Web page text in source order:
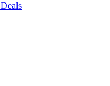
Deals